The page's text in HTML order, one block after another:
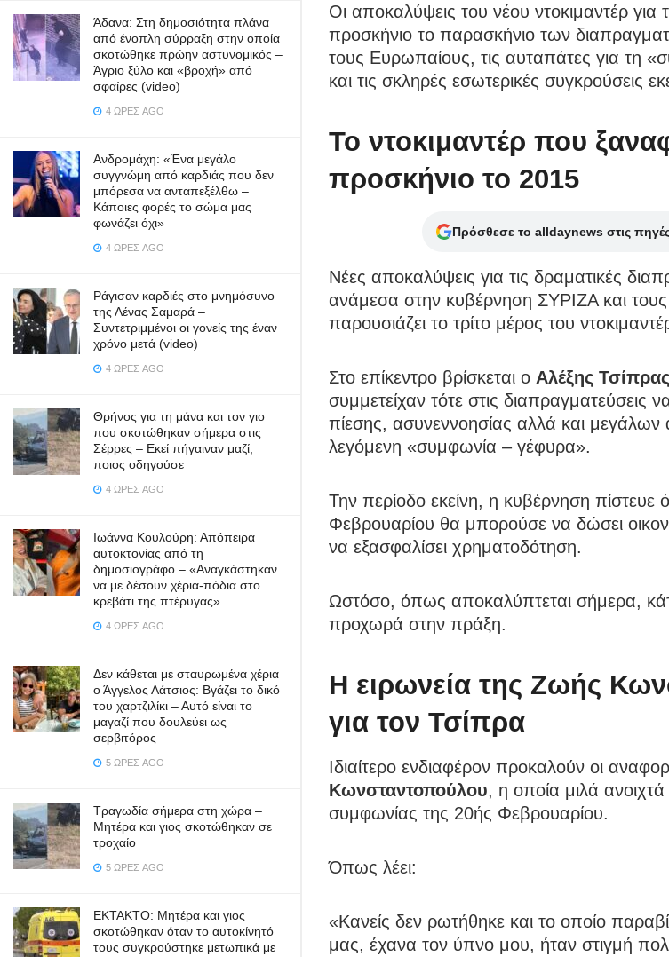
Άδανα: Στη δημοσιότητα πλάνα
από ένοπλη σύρραξη στην οποία
σκοτώθηκε πρώην αστυνομικός –
Άγριο ξύλο και «βροχή» από
σφαίρες (video)
4 ΏΡΕΣ AGO
Ανδρομάχη: «Ένα μεγάλο
συγγνώμη από καρδιάς που δεν
μπόρεσα να ανταπεξέλθω –
Κάποιες φορές το σώμα μας
φωνάζει όχι»
4 ΏΡΕΣ AGO
Ράγισαν καρδιές στο μνημόσυνο
της Λένας Σαμαρά –
Συντετριμμένοι οι γονείς της έναν
χρόνο μετά (video)
4 ΏΡΕΣ AGO
Θρήνος για τη μάνα και τον γιο
που σκοτώθηκαν σήμερα στις
Σέρρες – Εκεί πήγαιναν μαζί,
ποιος οδηγούσε
4 ΏΡΕΣ AGO
Ιωάννα Κουλούρη: Απόπειρα
αυτοκτονίας από τη
δημοσιογράφο – «Aναγκάστηκαν
να με δέσουν χέρια-πόδια στο
κρεβάτι της πτέρυγας»
4 ΏΡΕΣ AGO
Δεν κάθεται με σταυρωμένα χέρια
ο Άγγελος Λάτσιος: Βγάζει το δικό
του χαρτζιλίκι – Αυτό είναι το
μαγαζί που δουλεύει ως
σερβιτόρος
5 ΏΡΕΣ AGO
Τραγωδία σήμερα στη χώρα –
Μητέρα και γιος σκοτώθηκαν σε
τροχαίο
5 ΏΡΕΣ AGO
ΕΚΤΑΚΤΟ: Μητέρα και γιος
σκοτώθηκαν όταν το αυτοκίνητό
τους συγκρούστηκε μετωπικά με
Οι αποκαλύψεις του νέου ντοκιμαντέρ
προσκήνιο το παρασκήνιο των
τους Ευρωπαίους, τις αυταπάτες για τη
και τις σκληρές εσωτερικές συγκρούσεις
Το ντοκιμαντέρ που
προσκήνιο το 2015
Πρόσθεσε το alldaynews στις
Νέες αποκαλύψεις για τις δραματικές
ανάμεσα στην κυβέρνηση ΣΥΡΙΖΑ και
παρουσιάζει το τρίτο μέρος του
Στο επίκεντρο βρίσκεται ο Αλέξης Τσίπρας
συμμετείχαν τότε στις διαπραγματεύσεις
πίεσης, ασυνεννοησίας αλλά και
λεγόμενη «συμφωνία – γέφυρα».
Την περίοδο εκείνη, η κυβέρνηση πίστευε
Φεβρουαρίου θα μπορούσε να δώσει
να εξασφαλίσει χρηματοδότηση.
Ωστόσο, όπως αποκαλύπτεται σήμερα,
προχωρά στην πράξη.
Η ειρωνεία της Ζωής
για τον Τσίπρα
Ιδιαίτερο ενδιαφέρον προκαλούν οι
Κωνσταντοπούλου, η οποία μιλά ανοιχτά
συμφωνίας της 20ής Φεβρουαρίου.
Όπως λέει:
«Κανείς δεν ρωτήθηκε και το οποίο
μας, έχανα τον ύπνο μου, ήταν στιγμή